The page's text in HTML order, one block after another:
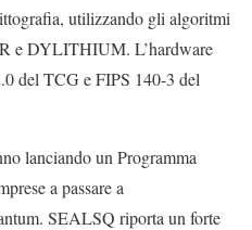
utilizzando gli algoritmi
e DYLITHIUM. L’hardware
del TCG e FIPS 140-3 del
lanciando un Programma
a passare a
SEALSQ riporta un forte